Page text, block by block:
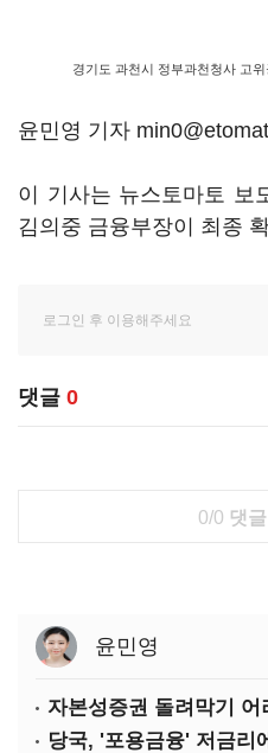
경기도 과천시 정부과천청사 고
윤민영 기자
이 기사는 뉴스토마토 보
김의중 금융부장이 최종
댓글 0
0/0 댓
윤민영